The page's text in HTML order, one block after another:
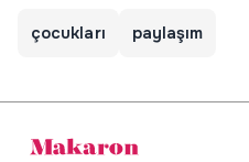
çocukları paylaşım